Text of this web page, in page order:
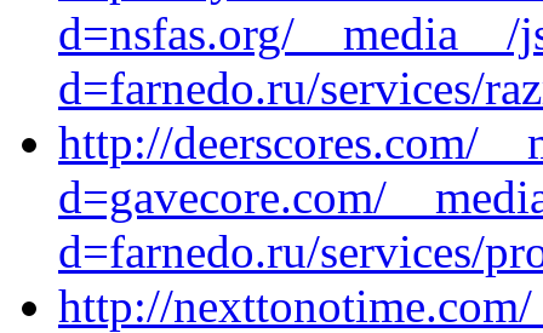
d=nsfas.org/__media__/
d=farnedo.ru/services/
http://deerscores.com/
d=gavecore.com/
d=farnedo.ru/services/
http://nexttonotime.com/